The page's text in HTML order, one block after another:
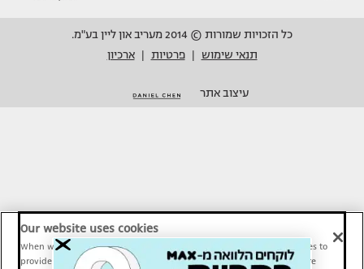
כל הזכויות שמורות © 2014 מעריב און ליין בע"מ.
תנאי שימוש
פרטיות ארכיון
עיצוב אתר
Our website uses cookies
When we provide Maariv, TMI and Sport1 content online, we use cookies to
provide social media features and to analyze our traffic. These tools are